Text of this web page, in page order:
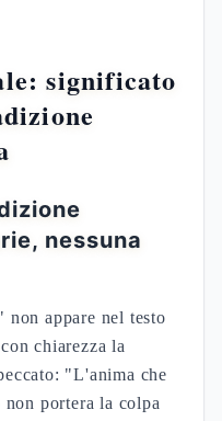
significato
nessuna
appare nel testo
chiarezza la
"L'anima che
portera la colpa